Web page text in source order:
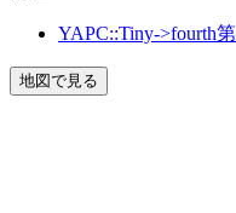
YAPC::Tiny->fourth
地図で見る